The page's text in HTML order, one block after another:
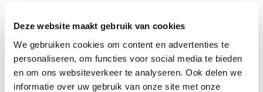
Deze website maakt gebruik van cookies
We gebruiken cookies om content en advertenties te
personaliseren, om functies voor social media te bieden
en om ons websiteverkeer te analyseren. Ook delen we
informatie over uw gebruik van onze site met onze